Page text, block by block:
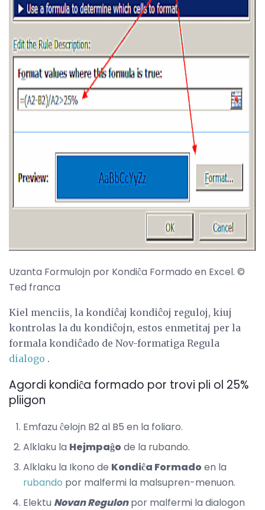
ad
Uzanta Formulojn por Kondiĉa Formado en Excel. ©
Ted franca
Kiel menciis, la kondiĉaj kondiĉoj reguloj, kiuj
kontrolas la du kondiĉojn, estos enmetitaj per la
formala kondiĉado de Nov-formatiga Regula
dialogo .
Agordi kondiĉa formado por trovi pli ol 25%
pliigon
Emfazu ĉelojn B2 al B5 en la foliaro.
Alklaku la Hejmpaĝode la rubando.
Alklaku la Ikono de Kondiĉa Formadoen la
rubando por malfermi la malsupren-menuon.
Elektu Novan Regulonpor malfermi la dialogon